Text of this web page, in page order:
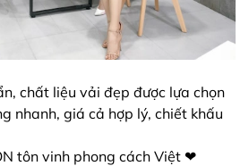
chất liệu vải đẹp được lựa chọn
nhanh, giá cả hợp lý, chiết khấu
tôn vinh phong cách Việt ❤